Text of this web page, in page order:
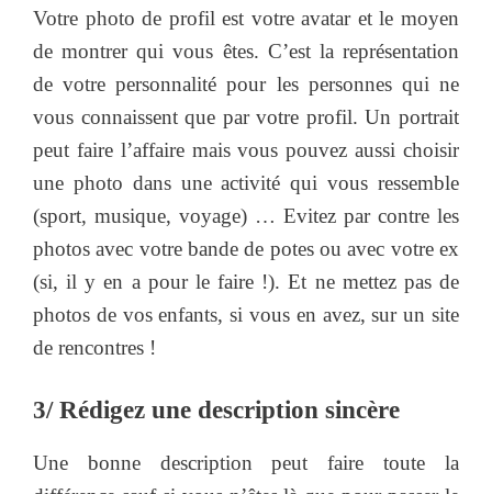
Votre photo de profil est votre avatar et le moyen
de montrer qui vous êtes. C’est la représentation
de votre personnalité pour les personnes qui ne
vous connaissent que par votre profil. Un portrait
peut faire l’affaire mais vous pouvez aussi choisir
une photo dans une activité qui vous ressemble
(sport, musique, voyage) … Evitez par contre les
photos avec votre bande de potes ou avec votre ex
(si, il y en a pour le faire !). Et ne mettez pas de
photos de vos enfants, si vous en avez, sur un site
de rencontres !
3/ Rédigez une description sincère
Une bonne description peut faire toute la